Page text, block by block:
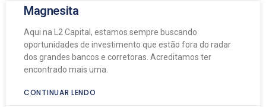
Magnesita
Aqui na L2 Capital, estamos sempre buscando
oportunidades de investimento que estão fora do radar
dos grandes bancos e corretoras. Acreditamos ter
encontrado mais uma.
CONTINUAR LENDO